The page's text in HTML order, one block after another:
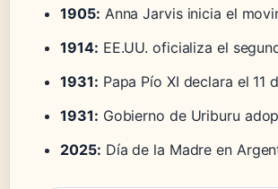
1905: Anna Jarvis inicia el
1914: EE.UU. oficializa el
1931: Papa Pío XI declara el 11
1931: Gobierno de Uriburu
2025: Día de la Madre en